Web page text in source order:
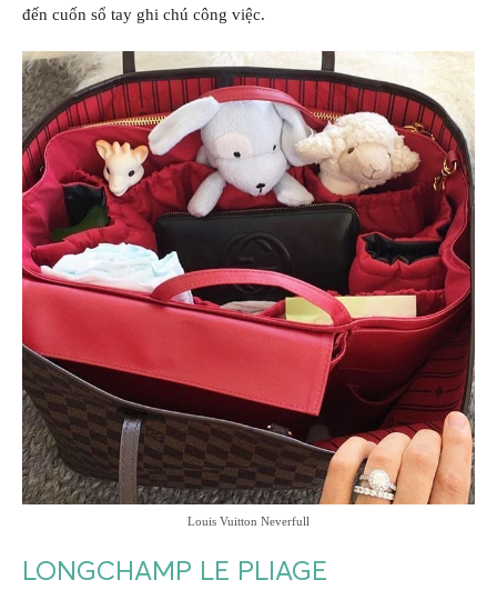
đến cuốn sổ tay ghi chú công việc.
Louis Vuitton Neverfull
LONGCHAMP LE PLIAGE